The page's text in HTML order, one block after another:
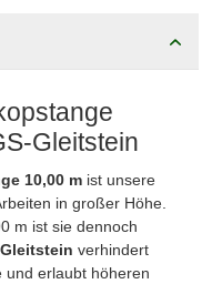
Gleitstein
10,00 m ist unsere
in großer Höhe.
m ist sie dennoch
verhindert
und erlaubt höheren